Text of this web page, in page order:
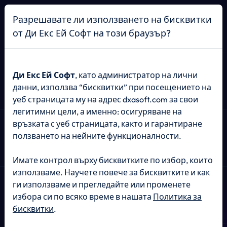
Начало
Създаване и
управление на Meta
Кампании,които
носятреални
резултати
Разрешавате ли използването на бисквитки
от Ди Екс Ей Софт на този браузър?
Ди Екс Ей Софт, като администратор на лични
данни, използва “бисквитки” при посещението на
уеб страницата му на адрес dxasoft.com за свои
легитимни цели, а именно: осигуряване на
връзката с уеб страницата, както и гарантиране
ползването на нейните функционалности.
Имате контрол върху бисквитките по избор, които
използваме. Научете повече за бисквитките и как
ги използваме и прегледайте или променете
избора си по всяко време в нашата Политика за
бисквитки.